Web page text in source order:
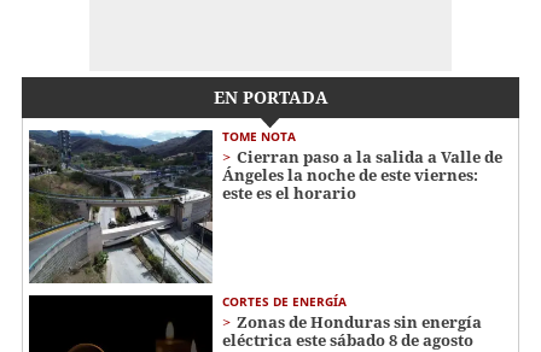
EN PORTADA
TOME NOTA
Cierran paso a la salida a Valle de
Ángeles la noche de este viernes:
este es el horario
CORTES DE ENERGÍA
Zonas de Honduras sin energía
eléctrica este sábado 8 de agosto